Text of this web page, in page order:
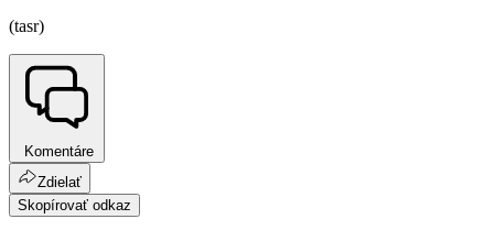
(tasr)
Komentáre
Zdielať
Skopírovať odkaz